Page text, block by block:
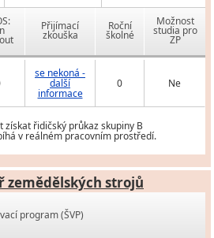
Přijímací
zkouška
Roční
školné
Možnost
studia pro
ZP
se nekoná -
další
informace
0 Ne
získat řidičský průkaz skupiny B
v reálném pracovním prostředí.
zemědělských strojů
program (ŠVP)